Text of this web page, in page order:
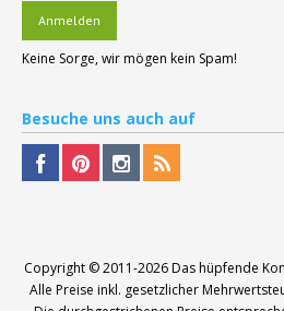
Anmelden
Keine Sorge, wir mögen kein Spam!
Besuche uns auch auf
Copyright © 2011-2026 Das hüpfende
Alle Preise inkl. gesetzlicher